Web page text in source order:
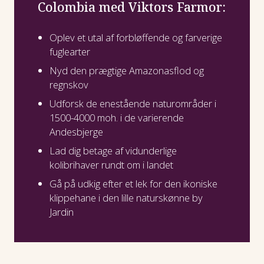
Colombia med Viktors Farmor:
Oplev et utal af forbløffende og farverige
fuglearter
Nyd den prægtige Amazonasflod og
regnskov
Udforsk de enestående naturområder i
1500-4000 moh. i de varierende
Andesbjerge
Lad dig betage af vidunderlige
kolibrihaver rundt om i landet
Gå på udkig efter et lek for den ikoniske
klippehane i den lille naturskønne by
Jardin